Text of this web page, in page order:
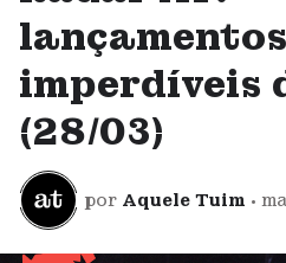
lançamentos
imperdíveis
(28/03)
por Aquele Tuim •